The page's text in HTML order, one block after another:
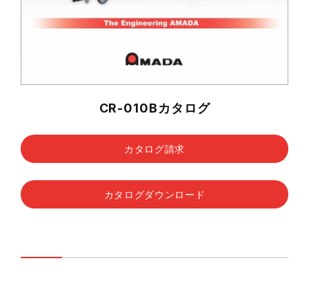
CR-010Bカタログ
カタログ請求
カタログダウンロード